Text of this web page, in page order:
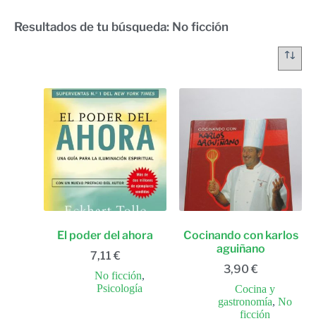
Resultados de tu búsqueda: No ficción
El poder del ahora
7,11 €
No ficción,
Psicología
Cocinando con karlos
aguiñano
3,90 €
Cocina y
gastronomía, No
ficción